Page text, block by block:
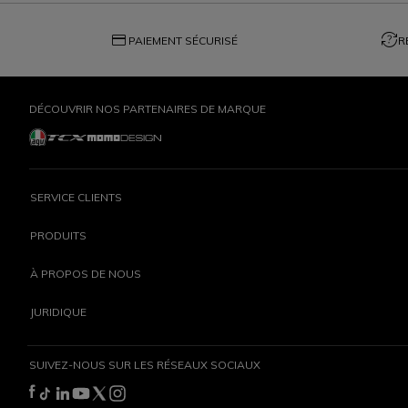
credit_card PAIEMENT SÉCURISÉ question_exchange
DÉCOUVRIR NOS PARTENAIRES DE MARQUE
SERVICE CLIENTS
PRODUITS
À PROPOS DE NOUS
JURIDIQUE
SUIVEZ-NOUS SUR LES RÉSEAUX SOCIAUX